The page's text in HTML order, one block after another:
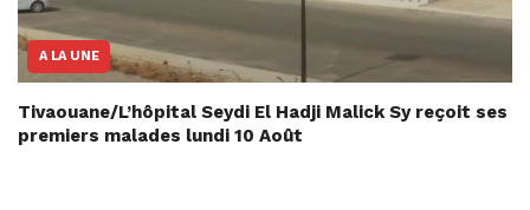
A LA UNE
Tivaouane/L’hôpital Seydi El Hadji Malick Sy reçoit ses
premiers malades lundi 10 Août